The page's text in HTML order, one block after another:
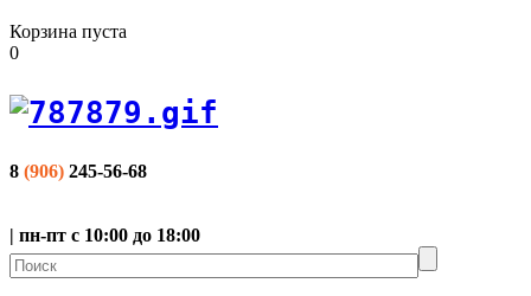
Корзина пуста
0
8 (906) 245-56-68
| пн-пт с 10:00 до 18:00